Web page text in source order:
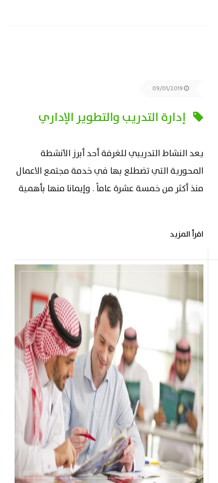
إدارة التدريب والتطوير الإداري
يعد النشاط التدريبي للغرفة أحد أبرز الأنشطة
المحورية التي تضطلع بها في خدمة مجتمع الاعمال
منذ أكثر من خمسة عشرة عاماً . وإيمانا منها بأهمية
تحقيق هذه الأهداف والمقاصد بإنشاء قطاع متكامل
يضم مركزين ( رجالي , نسائي ) متخصصة للتدريب...
اقرأ المزيد